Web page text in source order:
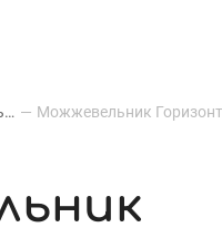
Можжевельник горизонтальный Андора Компакт —